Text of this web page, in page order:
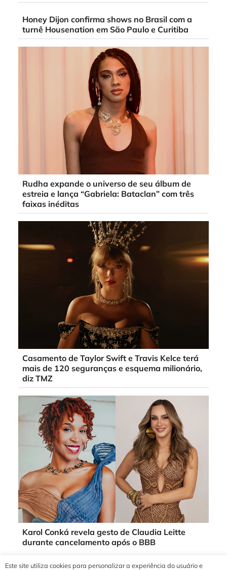
Honey Dijon confirma shows no Brasil com a
turnê Housenation em São Paulo e Curitiba
Rudha expande o universo de seu álbum de
estreia e lança “Gabriela: Bataclan” com três
faixas inéditas
Casamento de Taylor Swift e Travis Kelce terá
mais de 120 seguranças e esquema milionário,
diz TMZ
Karol Conká revela gesto de Claudia Leitte
durante cancelamento após o BBB
Este site utiliza cookies para personalizar a experiência do usuário e